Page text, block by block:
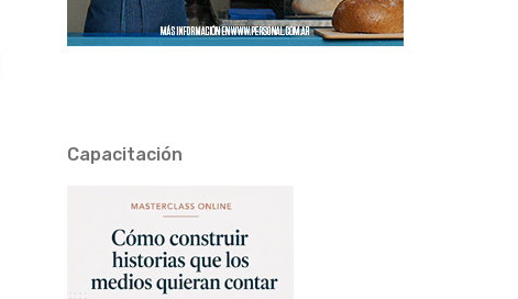
Capacitación